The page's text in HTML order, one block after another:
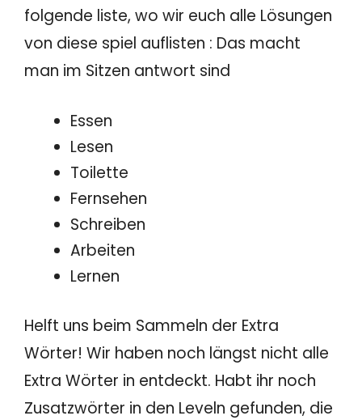
folgende liste, wo wir euch alle Lösungen
von diese spiel auflisten : Das macht
man im Sitzen antwort sind
Essen
Lesen
Toilette
Fernsehen
Schreiben
Arbeiten
Lernen
Helft uns beim Sammeln der Extra
Wörter! Wir haben noch längst nicht alle
Extra Wörter in entdeckt. Habt ihr noch
Zusatzwörter in den Leveln gefunden, die